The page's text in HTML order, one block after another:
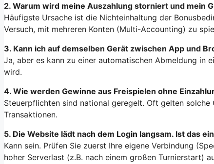
2. Warum wird meine Auszahlung storniert und mein
Häufigste Ursache ist die Nichteinhaltung der
Versuch, mit mehreren Konten (Multi-Accounting) zu
3. Kann ich auf demselben Gerät zwischen App und
Ja, aber es kann zu einer automatischen Abmeldung in
wird.
4. Wie werden Gewinne aus Freispielen ohne
Steuerpflichten sind national geregelt. Oft gelten
Transaktionen.
5. Die Website lädt nach dem Login langsam. Ist das
Kann sein. Prüfen Sie zuerst Ihre eigene Verbindung
hoher Serverlast (z.B. nach einem großen Turnierstart)